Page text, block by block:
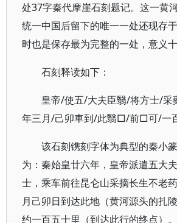
处37字秦代摩崖石刻题记。这一黄
统一中国后留下的唯一一处还现存
时也是保存最为完整的一处，意义十
石刻释读如下：
皇帝/使五/大夫臣翳/将方士/采
年三月/己卯車到/此翳□/前□可/一
该石刻镌刻字体为典型的秦小
为：秦始皇廿六年，皇帝派遣五大
士，乘车前往昆仑山采摘长生不老
月己卯日到达此地（黄河源头的扎
约一百五十里（到达此行的终点）。